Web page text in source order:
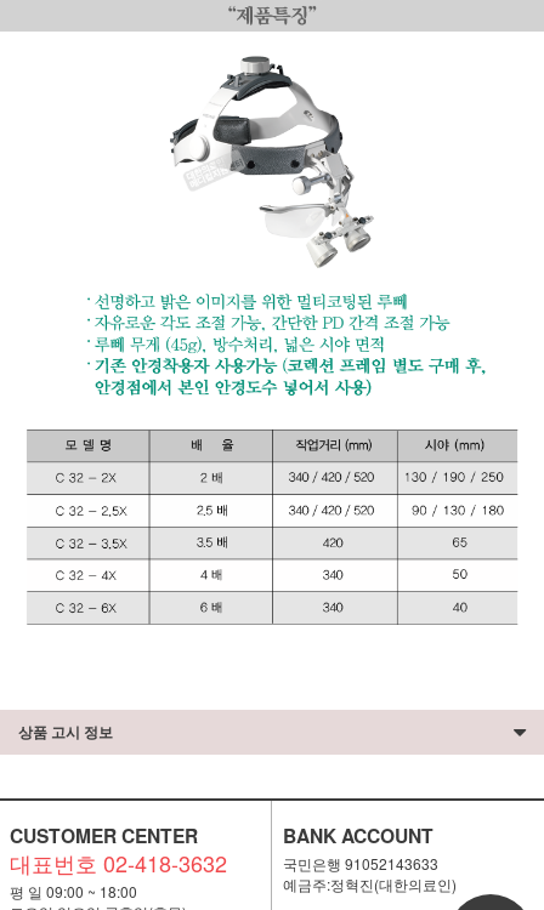
상품 고시 정보
CUSTOMER CENTER
대표번호 02-418-3632
평 일 09:00 ~ 18:00
BANK ACCOUNT
국민은행 91052143633
예금주:정혁진(대한의료인)